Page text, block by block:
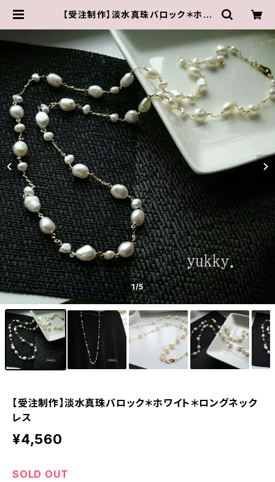
【受注制作】淡水真珠バロック＊ホワ
っぷ（yukky.）アクセサリーショップ
1/5
【受注制作】淡水真珠バロック＊ホワイト＊ロングネック
レス
¥4,560
SOLD OUT